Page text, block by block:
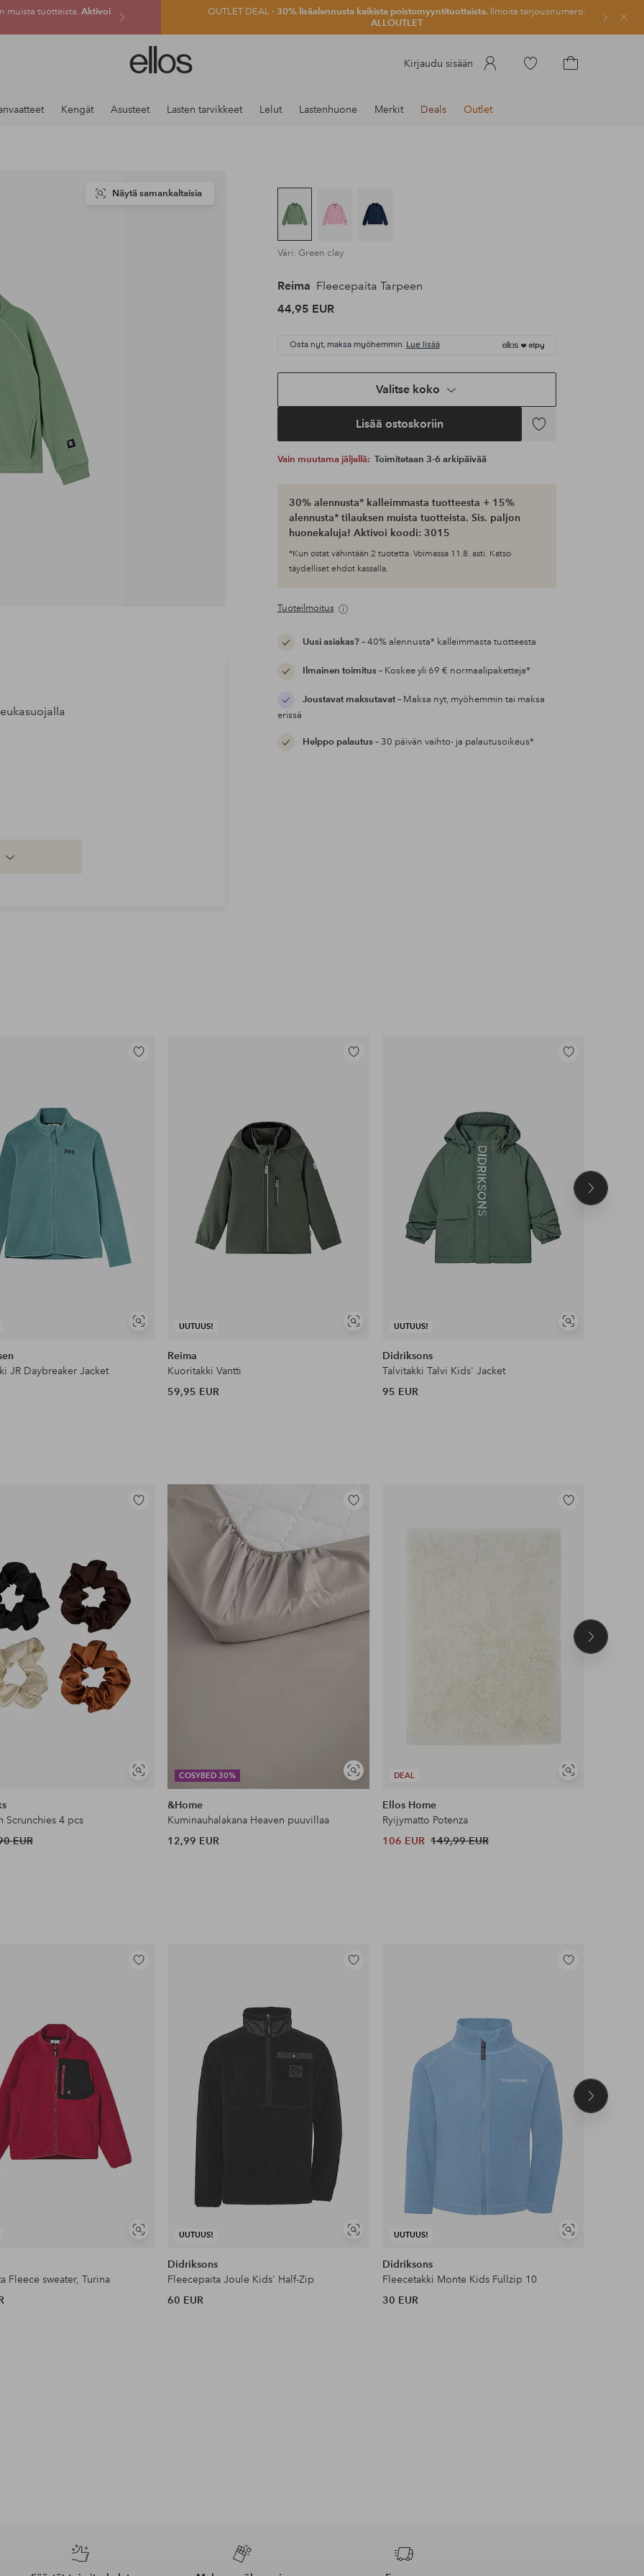
muista tuotteista. Aktivoi
OUTLET DEAL -30% lisäalennusta kaikista poistomyyntituotteista.Ilmoita tarjousnumero:
ALLOUTLET
Sulje
Ellos-
logo
siirry
Kirjaudu sisään
Siirry
Kengät Asusteet Lasten tarvikkeet Lelut Lastenhuone Merkit Deals Outlet
Näytä samankaltaisia
Väri: Green clay
Reima Fleecepaita Tarpeen
44,95 EUR
Osta nyt, maksa myöhemmin. Lue lisää
Valitse koko
Lisää ostoskoriin
Lisää
Vain muutama jäljellä: Toimitetaan 3-6 arkipäivää
30% alennusta* kalleimmasta tuotteesta + 15%
alennusta* tilauksen muista tuotteista. Sis. paljon
huonekaluja! Aktivoi koodi: 3015
*Kun ostat vähintään 2 tuotetta. Voimassa 11.8. asti. Katso
täydelliset ehdot kassalla.
Tuoteilmoitus
Uusi asiakas?– 40% alennusta* kalleimmasta tuotteesta
Ilmainen toimitus– Koskee yli 69 € normaalipaketteja*
Joustavat maksutavat– Maksa nyt, myöhemmin tai maksa
erissä
Helppo palautus– 30 päivän vaihto- ja palautusoikeus*
Näytä
Lisää
JR Daybreaker Jacket
UUTUUS!
Näytä
Lisää
Reima
Kuoritakki Vantti
59,95 EUR
UUTUUS!
Näytä
Lisää
Didriksons
Talvitakki Talvi Kids' Jacket
95 EUR
Seuraava
Näytä
samankaltaisia
Lisää
Scrunchies 4 pcs
EUR
COSYBED 30%
Näytä
samankaltaisia
Lisää
&Home
Kuminauhalakana Heaven puuvillaa
12,99 EUR
DEAL
Näytä
Lisää
Ellos Home
Ryijymatto Potenza
106 EUR 149,99 EUR
Seuraava
Näytä
Lisää
Fleece sweater, Turina
UUTUUS!
Näytä
Lisää
Didriksons
Fleecepaita Joule Kids' Half-Zip
60 EUR
UUTUUS!
Näytä
Lisää
Didriksons
Fleecetakki Monte Kids Fullzip 10
30 EUR
Seuraava